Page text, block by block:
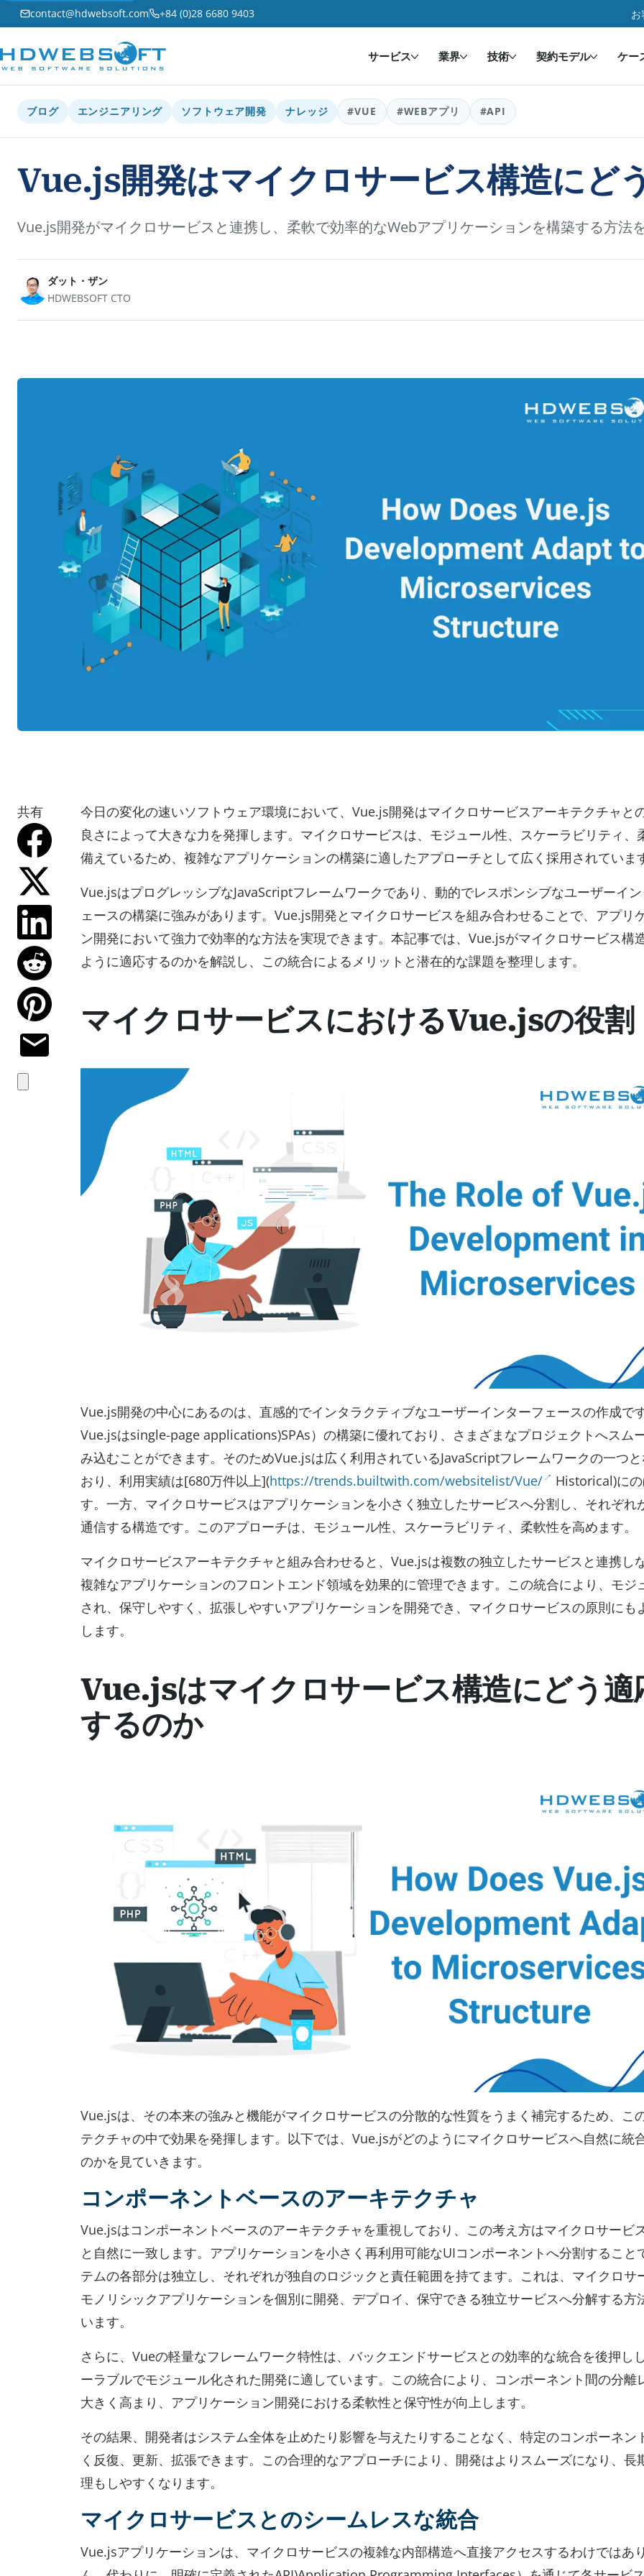
contact@hdwebsoft.com +84 (0)28 6680 9403
サービス 業界 技術 契約モデル ケー
ブログ エンジニアリング ソフトウェア開発 ナレッジ #VUE #WEBアプリ #API
Vue.js開発はマイクロサービス構造にど
Vue.js開発がマイクロサービスと連携し、柔軟で効率的なWebアプリケーションを構築する方法
ダット・ザン
HDWEBSOFT CTO
共有
今日の変化の速いソフトウェア環境において、Vue.js開発はマイクロサービスアーキテクチャと
良さによって大きな力を発揮します。マイクロサービスは、モジュール性、スケーラビリティ、
備えているため、複雑なアプリケーションの構築に適したアプローチとして広く採用されていま
Vue.jsはプログレッシブなJavaScriptフレームワークであり、動的でレスポンシブなユーザーイ
ェースの構築に強みがあります。Vue.js開発とマイクロサービスを組み合わせることで、アプリ
ン開発において強力で効率的な方法を実現できます。本記事では、Vue.jsがマイクロサービス構
ように適応するのかを解説し、この統合によるメリットと潜在的な課題を整理します。
マイクロサービスにおけるVue.jsの役割
Vue.js開発の中心にあるのは、直感的でインタラクティブなユーザーインターフェースの作成で
Vue.jsはsingle-page applications)SPAs）の構築に優れており、さまざまなプロジェクトへスム
み込むことができます。そのためVue.jsは広く利用されているJavaScriptフレームワークの一つ
おり、利用実績は[680万件以上](https://trends.builtwith.com/websitelist/Vue/
Historical)に
す。一方、マイクロサービスはアプリケーションを小さく独立したサービスへ分割し、それぞれ
通信する構造です。このアプローチは、モジュール性、スケーラビリティ、柔軟性を高めます。
マイクロサービスアーキテクチャと組み合わせると、Vue.jsは複数の独立したサービスと連携し
複雑なアプリケーションのフロントエンド領域を効果的に管理できます。この統合により、モジ
され、保守しやすく、拡張しやすいアプリケーションを開発でき、マイクロサービスの原則にも
します。
Vue.jsはマイクロサービス構造にどう適
するのか
Vue.jsは、その本来の強みと機能がマイクロサービスの分散的な性質をうまく補完するため、こ
テクチャの中で効果を発揮します。以下では、Vue.jsがどのようにマイクロサービスへ自然に統
のかを見ていきます。
コンポーネントベースのアーキテクチャ
Vue.jsはコンポーネントベースのアーキテクチャを重視しており、この考え方はマイクロサービ
と自然に一致します。アプリケーションを小さく再利用可能なUIコンポーネントへ分割すること
テムの各部分は独立し、それぞれが独自のロジックと責任範囲を持てます。これは、マイクロサ
モノリシックアプリケーションを個別に開発、デプロイ、保守できる独立サービスへ分解する方
います。
さらに、Vueの軽量なフレームワーク特性は、バックエンドサービスとの効率的な統合を後押し
ーラブルでモジュール化された開発に適しています。この統合により、コンポーネント間の分離
大きく高まり、アプリケーション開発における柔軟性と保守性が向上します。
その結果、開発者はシステム全体を止めたり影響を与えたりすることなく、特定のコンポーネン
く反復、更新、拡張できます。この合理的なアプローチにより、開発はよりスムーズになり、長
理もしやすくなります。
マイクロサービスとのシームレスな統合
Vue.jsアプリケーションは、マイクロサービスの複雑な内部構造へ直接アクセスするわけではあ